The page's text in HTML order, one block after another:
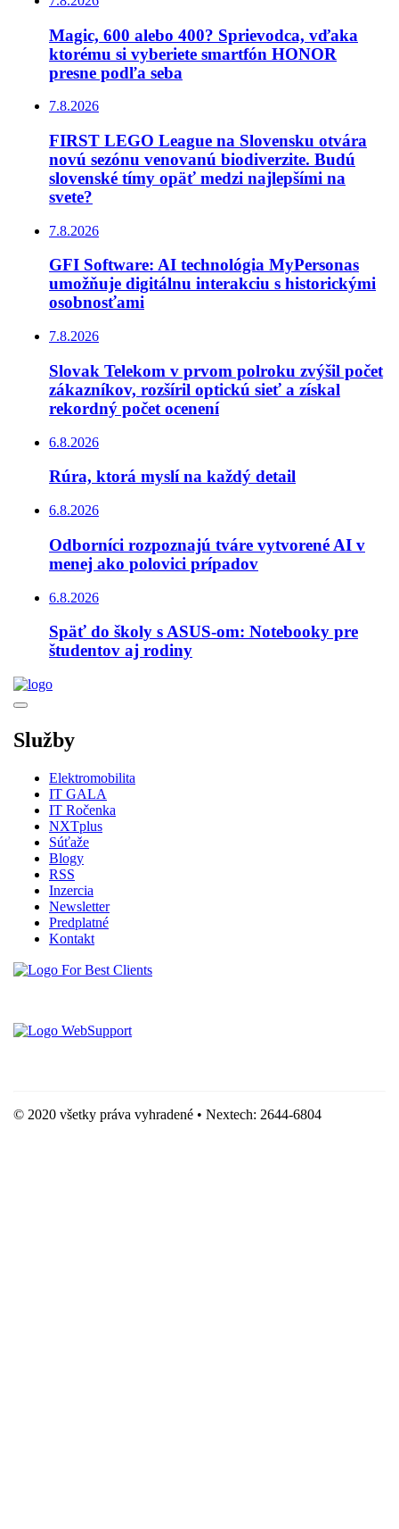
Magic, 600 alebo 400? Sprievodca, vďaka
ktorému si vyberiete smartfón HONOR
presne podľa seba
7.8.2026
FIRST LEGO League na Slovensku otvára
novú sezónu venovanú biodiverzite. Budú
slovenské tímy opäť medzi najlepšími na
svete?
7.8.2026
GFI Software: AI technológia MyPersonas
umožňuje digitálnu interakciu s historickými
osobnosťami
7.8.2026
Slovak Telekom v prvom polroku zvýšil počet
zákazníkov, rozšíril optickú sieť a získal
rekordný počet ocenení
6.8.2026
Rúra, ktorá myslí na každý detail
6.8.2026
Odborníci rozpoznajú tváre vytvorené AI v
menej ako polovici prípadov
6.8.2026
Späť do školy s ASUS-om: Notebooky pre
študentov aj rodiny
Služby
Elektromobilita
IT GALA
IT Ročenka
NXTplus
Súťaže
Blogy
RSS
Inzercia
Newsletter
Predplatné
Kontakt
© 2020 všetky práva vyhradené • Nextech: 2644-6804